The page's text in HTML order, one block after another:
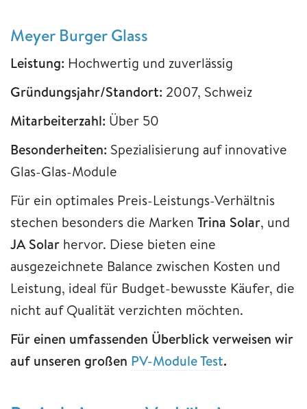
Meyer Burger Glass
Leistung: Hochwertig und zuverlässig
Gründungsjahr/Standort: 2007, Schweiz
Mitarbeiterzahl: Über 50
Besonderheiten: Spezialisierung auf innovative
Glas-Glas-Module
Für ein optimales Preis-Leistungs-Verhältnis
stechen besonders die Marken Trina Solar, und
JA Solar hervor. Diese bieten eine
ausgezeichnete Balance zwischen Kosten und
Leistung, ideal für Budget-bewusste Käufer, die
nicht auf Qualität verzichten möchten.
Für einen umfassenden Überblick verweisen wir
auf unseren großen PV-Module Test.